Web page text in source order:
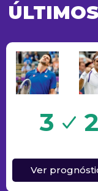
3 2
Ver
Erro